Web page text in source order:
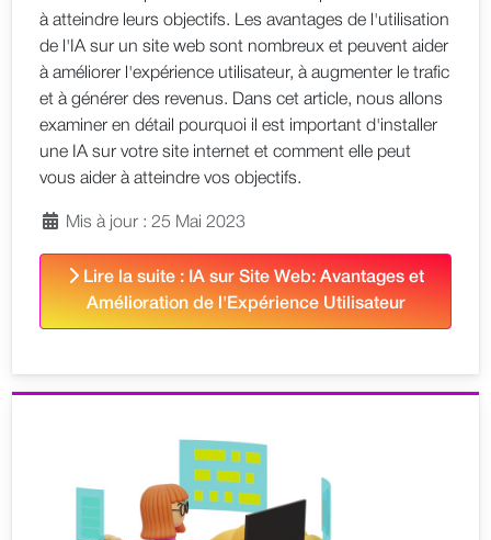
à atteindre leurs objectifs. Les avantages de l'utilisation
de l'IA sur un site web sont nombreux et peuvent aider
à améliorer l'expérience utilisateur, à augmenter le trafic
et à générer des revenus. Dans cet article, nous allons
examiner en détail pourquoi il est important d'installer
une IA sur votre site internet et comment elle peut
vous aider à atteindre vos objectifs.
Mis à jour : 25 Mai 2023
Lire la suite : IA sur Site Web: Avantages et
Amélioration de l'Expérience Utilisateur